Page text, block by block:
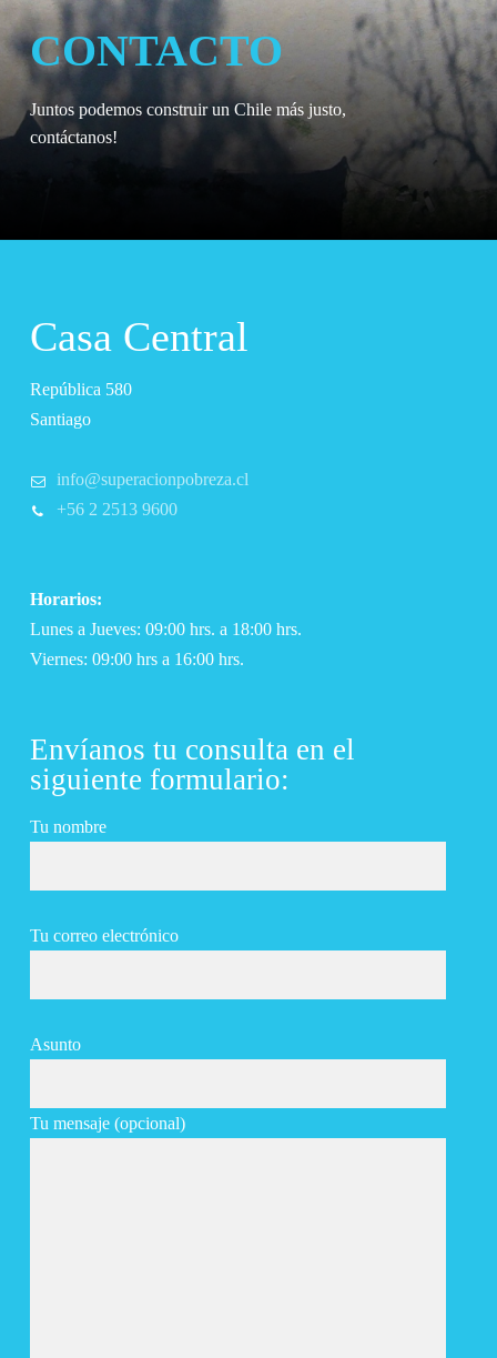
CONTACTO
Juntos podemos construir un Chile más justo,
contáctanos!
Casa Central
República 580
Santiago
info@superacionpobreza.cl
+56 2 2513 9600
Horarios:
Lunes a Jueves: 09:00 hrs. a 18:00 hrs.
Viernes: 09:00 hrs a 16:00 hrs.
Envíanos tu consulta en el
siguiente formulario:
Tu nombre
Tu correo electrónico
Asunto
Tu mensaje (opcional)